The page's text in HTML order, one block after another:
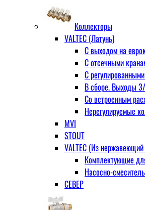
Коллекторы
VALTEC (Латунь)
С выходом на
С отсечными
С
В сборе. Выходы
Со встроенным
Нерегулируемые
MVI
STOUT
VALTEC (Из
Комплектующие
Насосно-
СЕВЕР